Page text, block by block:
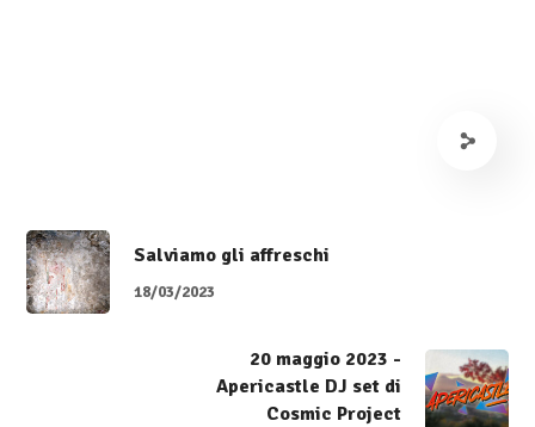
Salviamo gli affreschi
18/03/2023
20 maggio 2023 -
Apericastle DJ set di
Cosmic Project